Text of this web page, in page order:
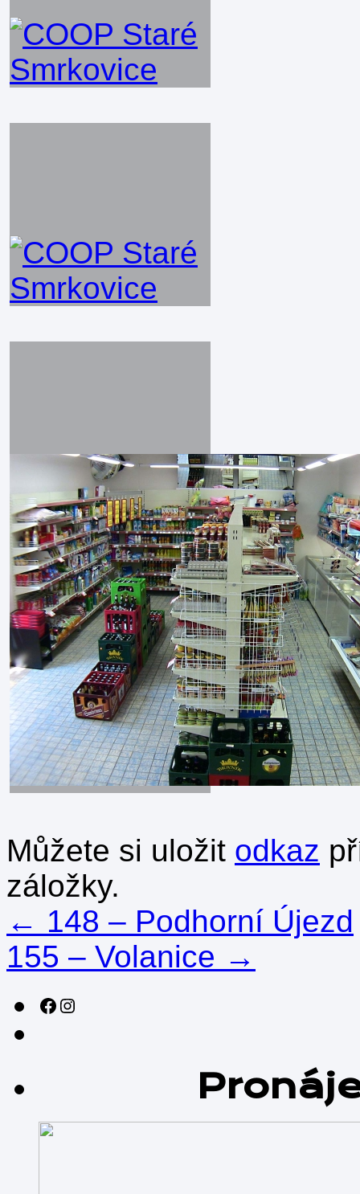
Můžete si uložit odkaz
záložky.
← 148 – Podhorní Újezd
155 – Volanice →
Sledujte nás na sociálních sítích!Instagram